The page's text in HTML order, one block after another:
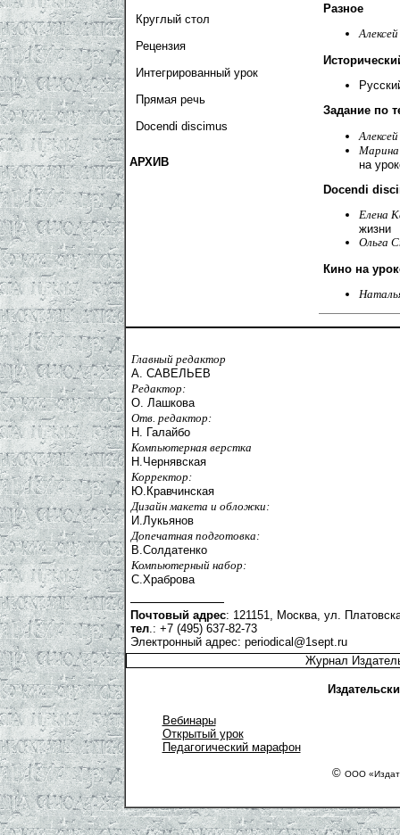
Круглый стол
Рецензия
Интегрированный урок
Прямая речь
Docendi discimus
АРХИВ
Разное
Задание по
на
Docendi
Елена
жизни
Ольга
Кино на
Главный редактор
А. САВЕЛЬЕВ
Редактор:
О. Лашкова
Отв. редактор:
Н. Галайбо
Компьютерная верстка
Н.Чернявская
Корректор:
Ю.Кравчинская
Дизайн макета и обложки:
И.Лукьянов
Допечатная подготовка:
В.Солдатенко
Компьютерный набор:
С.Храброва
Почтовый адрес: 121151, Москва, ул.
тел.: +7 (495) 637-82-73
Электронный адрес: periodical@1sept.ru
Журнал
Вебинары
Открытый урок
Педагогический марафон
© ООО